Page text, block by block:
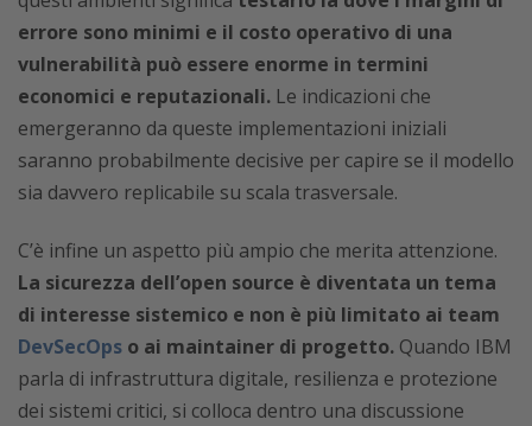
errore sono minimi e il costo operativo di una
vulnerabilità può essere enorme in termini
economici e reputazionali. Le indicazioni che
emergeranno da queste implementazioni iniziali
saranno probabilmente decisive per capire se il modello
sia davvero replicabile su scala trasversale.
C’è infine un aspetto più ampio che merita attenzione.
La sicurezza dell’open source è diventata un tema
di interesse sistemico e non è più limitato ai team
DevSecOps o ai maintainer di progetto. Quando IBM
parla di infrastruttura digitale, resilienza e protezione
dei sistemi critici, si colloca dentro una discussione